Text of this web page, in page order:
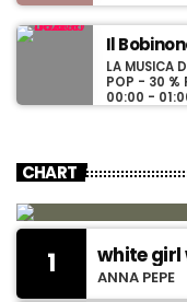
Il
LA MUSICA
POP - 30 %
00:00 -
CHART
1 white girl
ANNA PEPE